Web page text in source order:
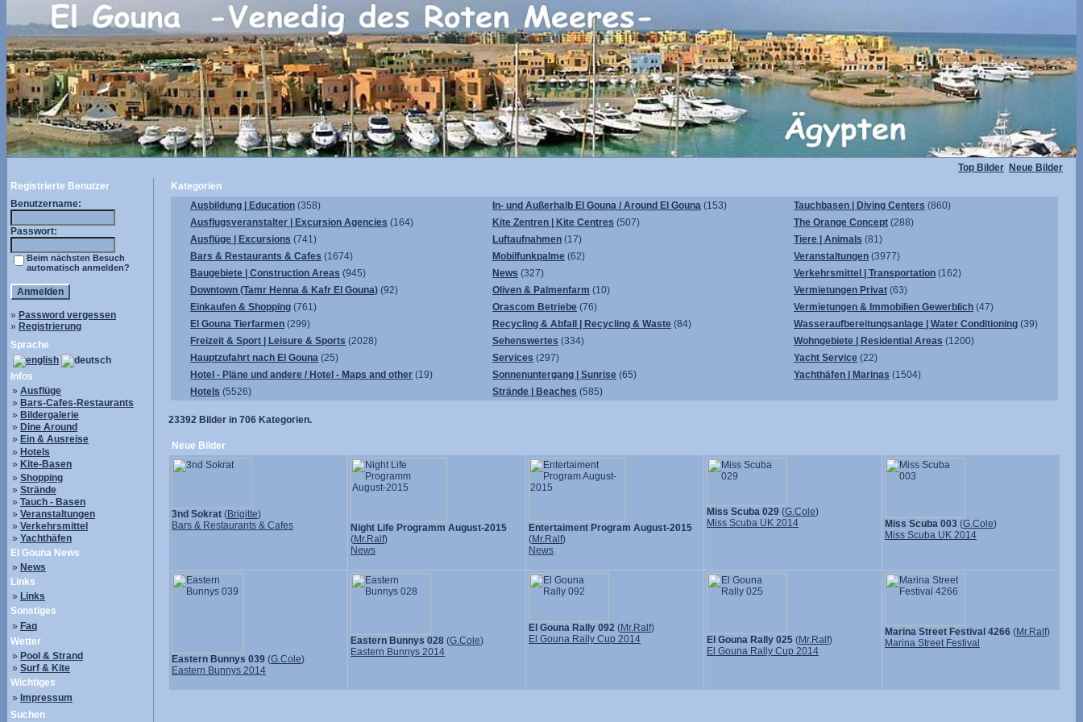
Top Bilder Neue Bilder
Registrierte Benutzer
Benutzername:
Passwort:
Beim nächsten Besuch
automatisch anmelden?
» Password vergessen
» Registrierung
Sprache
Infos
» Ausflüge
» Bars-Cafes-Restaurants
» Bildergalerie
» Dine Around
» Ein & Ausreise
» Hotels
» Kite-Basen
» Shopping
» Strände
» Tauch - Basen
» Veranstaltungen
» Verkehrsmittel
» Yachthäfen
El Gouna News
» News
Links
» Links
Sonstiges
» Faq
Wetter
» Pool & Strand
» Surf & Kite
Wichtiges
» Impressum
Suchen
Kategorien
Ausbildung | Education (358)
Ausflugsveranstalter | Excursion Agencies (164)
Ausflüge | Excursions (741)
Bars & Restaurants & Cafes (1674)
Baugebiete | Construction Areas (945)
Downtown (Tamr Henna & Kafr El Gouna) (92)
Einkaufen & Shopping (761)
El Gouna Tierfarmen (299)
Freizeit & Sport | Leisure & Sports (2028)
Hauptzufahrt nach El Gouna (25)
Hotel - Pläne und andere / Hotel - Maps and other (19)
Hotels (5526)
In- und Außerhalb El Gouna / Around El Gouna (153)
Kite Zentren | Kite Centres (507)
Luftaufnahmen (17)
Mobilfunkpalme (62)
News (327)
Oliven & Palmenfarm (10)
Orascom Betriebe (76)
Recycling & Abfall | Recycling & Waste (84)
Sehenswertes (334)
Services (297)
Sonnenuntergang | Sunrise (65)
Strände | Beaches (585)
Tauchbasen | Diving Centers (860)
The Orange Concept (288)
Tiere | Animals (81)
Veranstaltungen (3977)
Verkehrsmittel | Transportation (162)
Vermietungen Privat (63)
Vermietungen & Immobilien Gewerblich (47)
Wasseraufbereitungsanlage | Water Conditioning (39)
Wohngebiete | Residential Areas (1200)
Yacht Service (22)
Yachthäfen | Marinas (1504)
23392 Bilder in 706 Kategorien.
Neue Bilder
3nd Sokrat (Brigitte)
Bars & Restaurants & Cafes
Night Life Programm August-2015
(Mr.Ralf)
News
Entertaiment Program August-2015
(Mr.Ralf)
News
Miss Scuba 029 (G.Cole)
Miss Scuba UK 2014
Miss Scuba 003 (G.Cole)
Miss Scuba UK 2014
Eastern Bunnys 039 (G.Cole)
Eastern Bunnys 2014
Eastern Bunnys 028 (G.Cole)
Eastern Bunnys 2014
El Gouna Rally 092 (Mr.Ralf)
El Gouna Rally Cup 2014
El Gouna Rally 025 (Mr.Ralf)
El Gouna Rally Cup 2014
Marina Street Festival 4266 (Mr.Ralf)
Marina Street Festival